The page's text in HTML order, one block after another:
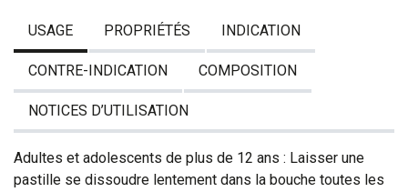
USAGE PROPRIÉTÉS INDICATION
CONTRE-INDICATION COMPOSITION
NOTICES D’UTILISATION
Adultes et adolescents de plus de 12 ans : Laisser une
pastille se dissoudre lentement dans la bouche toutes les